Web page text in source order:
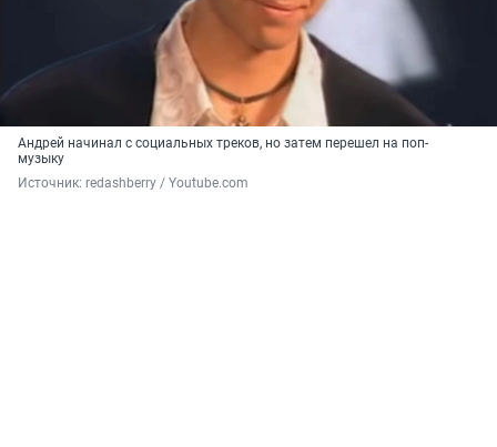
Андрей начинал с социальных треков, но затем перешел на поп-
музыку
Источник: redashberry / Youtube.com